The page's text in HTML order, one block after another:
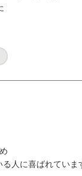
人に喜ばれていま